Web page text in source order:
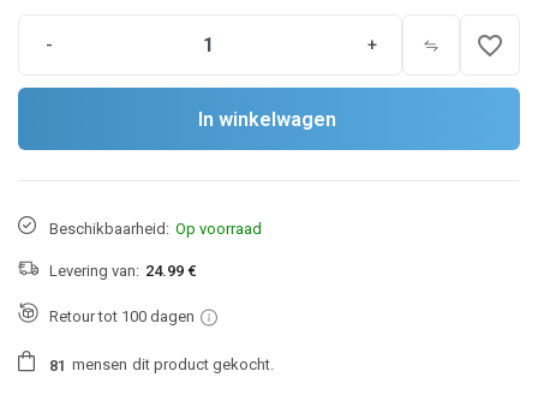
- + favorite_border
In winkelwagen
Beschikbaarheid: Op voorraad
Levering van: 24.99 €
Retour tot 100 dagen
81 mensen dit product gekocht.